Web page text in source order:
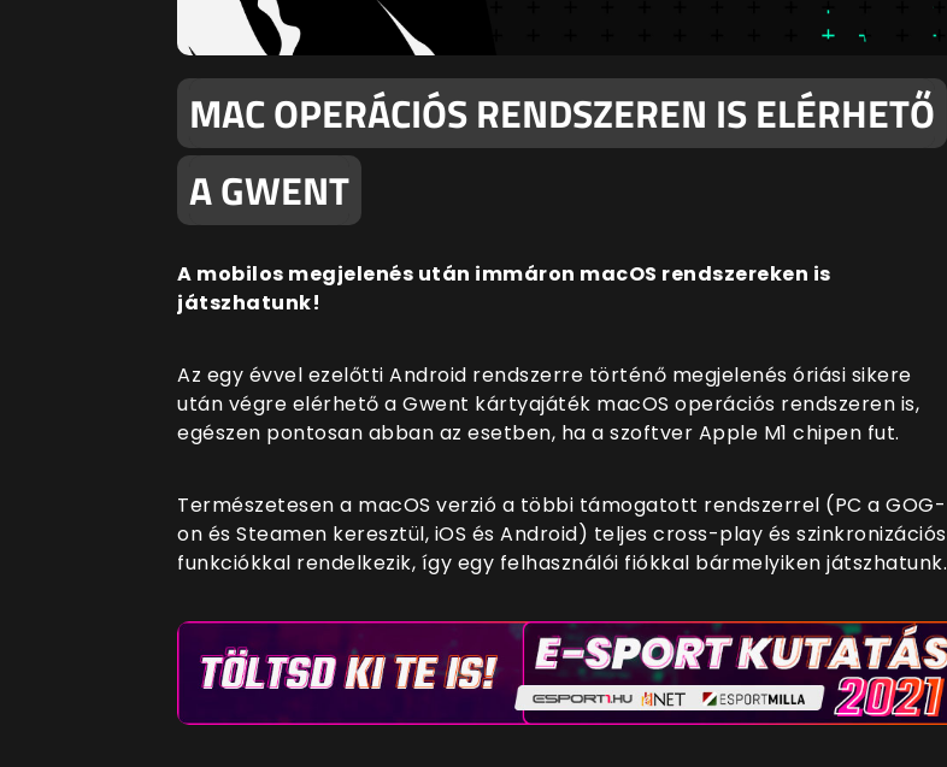
MAC OPERÁCIÓS RENDSZEREN IS ELÉRHETŐ
A GWENT
A mobilos megjelenés után immáron macOS rendszereken is
játszhatunk!
Az egy évvel ezelőtti Android rendszerre történő megjelenés óriási sikere
után végre elérhető a Gwent kártyajáték macOS operációs rendszeren is,
egészen pontosan abban az esetben, ha a szoftver Apple M1 chipen fut.
Természetesen a macOS verzió a többi támogatott rendszerrel (PC a GOG-
on és Steamen keresztül, iOS és Android) teljes cross-play és szinkronizációs
funkciókkal rendelkezik, így egy felhasználói fiókkal bármelyiken játszhatunk.